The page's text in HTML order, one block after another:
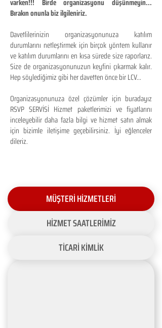
varken!!! Birde organizasyonu düşünmeyin...
Bırakın onunla biz ilgileniriz.
Davetlilerinizin organizasyonunuza katılım
durumlarını netleştirmek için birçok yöntem kullanır
ve katılım durumlarını en kısa sürede size raporlarız.
Size de organizasyonunuzun keyfini çıkarmak kalır.
Hep söylediğimiz gibi her davetten önce bir LCV...
Organizasyonunuza özel çözümler için buradayız
RSVP SERVİSİ Hizmet paketlerimizi ve fiyatlarını
inceleyebilir daha fazla bilgi ve hizmet satın almak
için bizimle iletişime geçebilirsiniz. İyi eğlenceler
dileriz.
MÜŞTERİ HİZMETLERİ
HİZMET SAATLERİMİZ
TİCARİ KİMLİK